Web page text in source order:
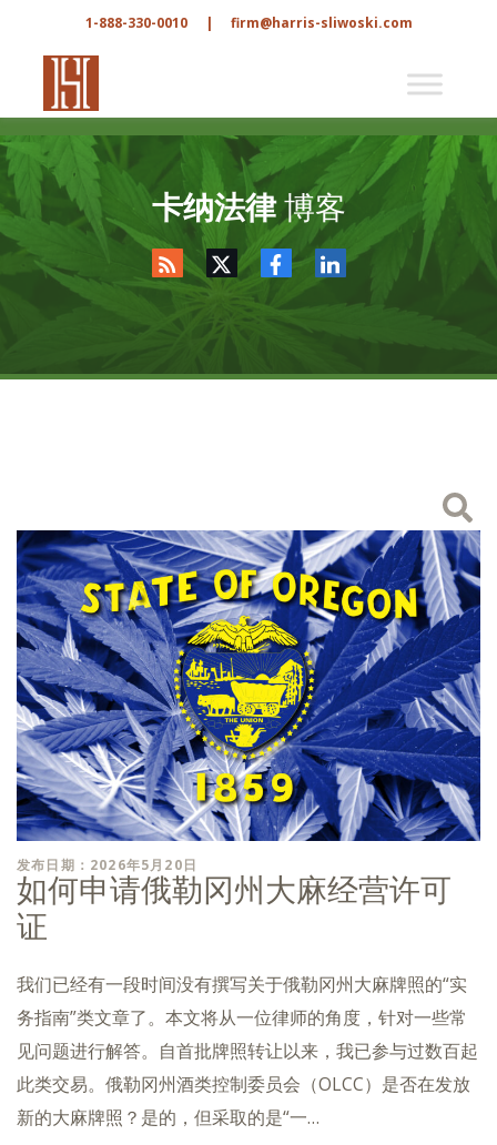
1-888-330-0010 | firm@harris-sliwoski.com
卡纳法律博客
发布日期：2026年5月20日
如何申请俄勒冈州大麻经营许可
证
我们已经有一段时间没有撰写关于俄勒冈州大麻牌照的“实
务指南”类文章了。本文将从一位律师的角度，针对一些常
见问题进行解答。自首批牌照转让以来，我已参与过数百起
此类交易。俄勒冈州酒类控制委员会（OLCC）是否在发放
新的大麻牌照？是的，但采取的是“一…